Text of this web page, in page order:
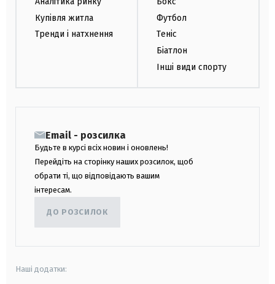
Купівля житла
Тренди і натхнення
Футбол
Теніс
Біатлон
Інші види спорту
Email - розсилка
Будьте в курсі всіх новин і оновлень!
Перейдіть на сторінку наших розсилок, щоб
обрати ті, що відповідають вашим
інтересам.
ДО РОЗСИЛОК
Наші додатки: